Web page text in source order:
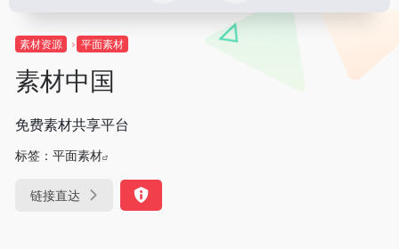
素材资源 平面素材
素材中国
免费素材共享平台
标签： 平面素材
链接直达